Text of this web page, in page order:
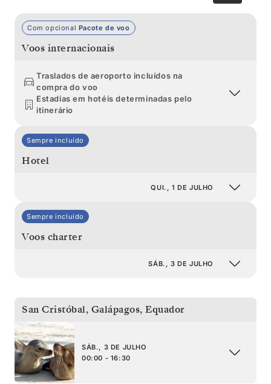
Com opcional Pacote de voo
Voos internacionais
Traslados de aeroporto incluídos na
compra do voo
Estadias em hotéis determinadas pelo
itinerário
Sempre incluído
Hotel
QUI., 1 DE JULHO
Sempre incluído
Voos charter
SÁB., 3 DE JULHO
San Cristóbal, Galápagos, Equador
SÁB., 3 DE JULHO
00:00 - 16:30